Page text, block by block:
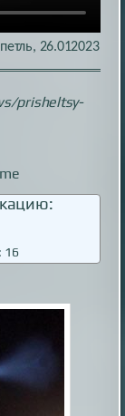
26.012023
prisheltsy-
16